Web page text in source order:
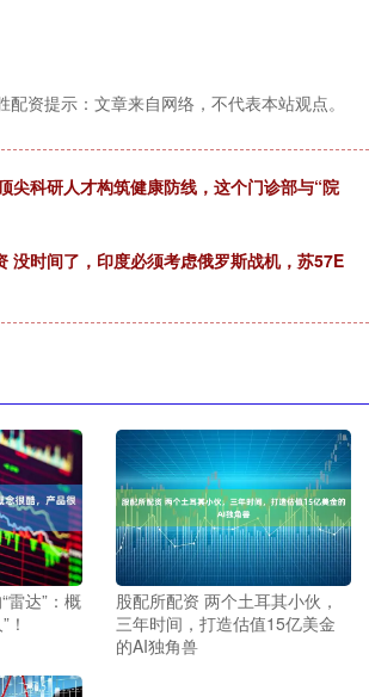
配资提示：文章来自网络，不代表本站观点。
尖科研人才构筑健康防线，这个门诊部与“院
没时间了，印度必须考虑俄罗斯战机，苏57E
雷达”：概
股配所配资 两个土耳其小伙，
三年时间，打造估值15亿美金
的AI独角兽